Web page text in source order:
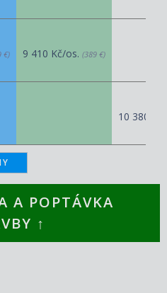
€) 9 410 Kč/os. (389 €)
10 380
A POPTÁVKA
↑